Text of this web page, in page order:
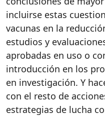
incluirse estas
vacunas en la
estudios y
aprobadas en uso o
introducción en los
en investigación. Y
con el resto de
estrategias de lucha